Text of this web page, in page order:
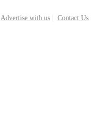
Advertise with us Contact Us